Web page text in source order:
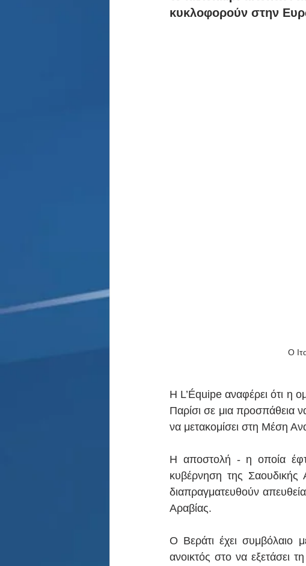
Παρασκήνιο Κριστιάνο Ρονάλντο
κυκλοφορούν στην
Ο
Η L’Équipe αναφέρει ότι η
Παρίσι σε μια προσπάθεια
να μετακομίσει στη Μέση
Η αποστολή - η οποία
κυβέρνηση της Σαουδικής
διαπραγματευθούν
Αραβίας.
Ο Βεράτι έχει συμβόλαιο
ανοικτός στο να εξετάσει